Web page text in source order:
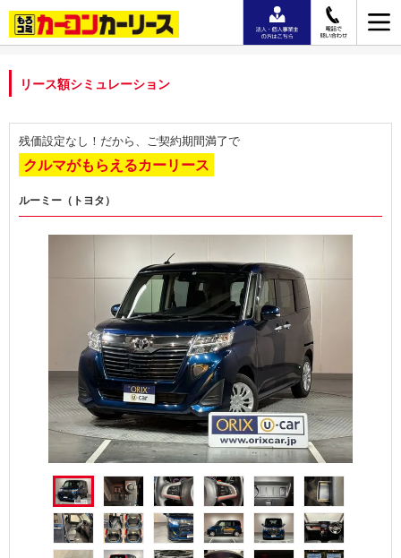
リース額シミュレーション
残価設定なし！だから、ご契約期間満了で
クルマがもらえるカーリース
ルーミー（トヨタ）